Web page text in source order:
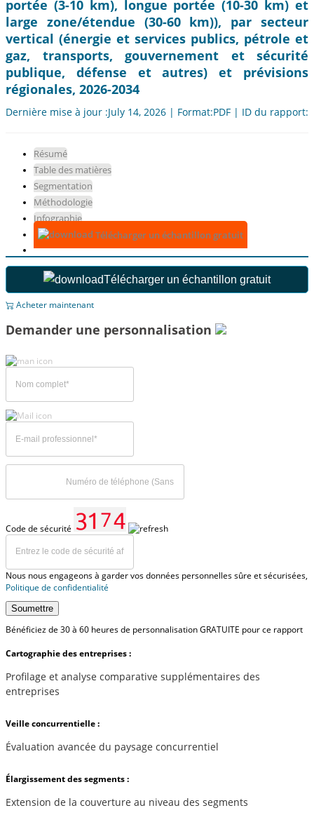
portée (3-10 km), longue portée (10-30 km) et
large zone/étendue (30-60 km)), par secteur
vertical (énergie et services publics, pétrole et
gaz, transports, gouvernement et sécurité
publique, défense et autres) et prévisions
régionales, 2026-2034
Dernière mise à jour :July 14, 2026 | Format:PDF | ID du rapport:
Résumé
Table des matières
Segmentation
Méthodologie
Infographie
Télécharger un échantillon gratuit
Télécharger un échantillon gratuit
Acheter maintenant
Demander une personnalisation
Code de sécurité
Nous nous engageons à garder vos données personnelles sûre et sécurisées,
Politique de confidentialité
Soumettre
Bénéficiez de 30 à 60 heures de personnalisation GRATUITE pour ce rapport
Cartographie des entreprises :
Profilage et analyse comparative supplémentaires des
entreprises
Veille concurrentielle :
Évaluation avancée du paysage concurrentiel
Élargissement des segments :
Extension de la couverture au niveau des segments